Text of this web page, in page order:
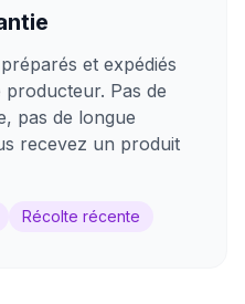
et expédiés
Pas de
pas de longue
recevez un produit
Récolte récente